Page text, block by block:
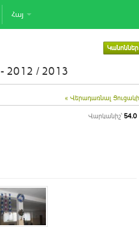
Հայ
Կանոններ
2012 / 2013
« Վերադառնալ
Վարկանիշ՝ 54.0